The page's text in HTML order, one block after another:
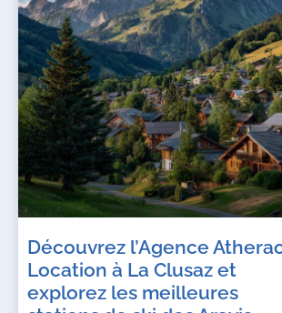
Découvrez l’Agence
Location à La Clusaz et
explorez les meilleures